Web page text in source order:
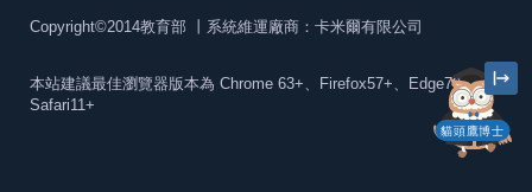
貓頭鷹博士
Copyright©2014教育部 丨系統維運廠商：卡米爾有限公司
本站建議最佳瀏覽器版本為 Chrome 63+、Firefox57+、Edge79+及
Safari11+